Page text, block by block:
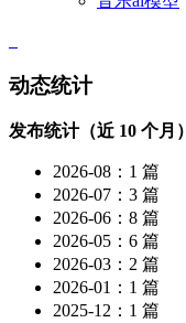
动态统计
发布统计（近 10 个月）
2026-08：1 篇
2026-07：3 篇
2026-06：8 篇
2026-05：6 篇
2026-03：2 篇
2026-01：1 篇
2025-12：1 篇